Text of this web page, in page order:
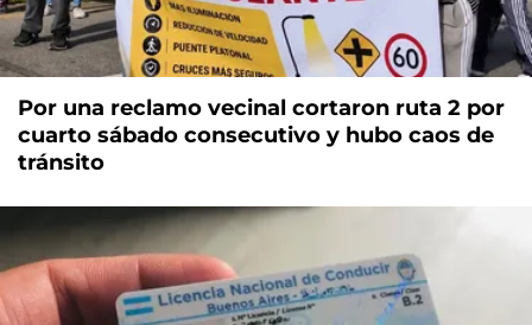
Por una reclamo vecinal cortaron ruta 2 por
cuarto sábado consecutivo y hubo caos de
tránsito